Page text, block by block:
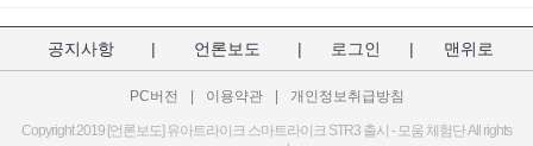
공지사항 | 언론보도 | 로그인 | 맨위로
PC버전 이용약관 개인정보취급방침
Copyright 2019 [언론보도] 유아트라이크 스마트라이크 STR3 출시 - 모움 체험단 All rights